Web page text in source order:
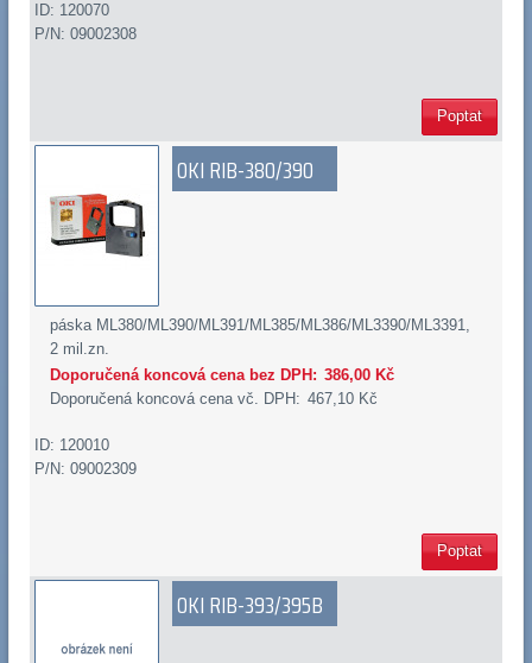
ID: 120070
P/N: 09002308
Poptat
OKI RIB-380/390
páska ML380/ML390/ML391/ML385/ML386/ML3390/ML3391,
2 mil.zn.
Doporučená koncová cena bez DPH: 386,00 Kč
Doporučená koncová cena vč. DPH: 467,10 Kč
ID: 120010
P/N: 09002309
Poptat
OKI RIB-393/395B